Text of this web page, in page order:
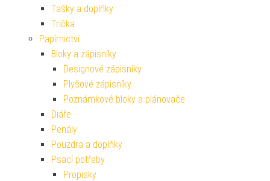
Tašky a doplňky
Trička
Papírnictví
Bloky a zápisníky
Designové zápisníky
Plyšové zápisníky
Poznámkové bloky a plánovače
Diáře
Penály
Pouzdra a doplňky
Psací potřeby
Propisky